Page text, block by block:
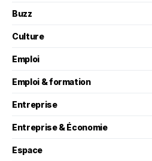
Buzz
Culture
Emploi
Emploi & formation
Entreprise
Entreprise & Économie
Espace